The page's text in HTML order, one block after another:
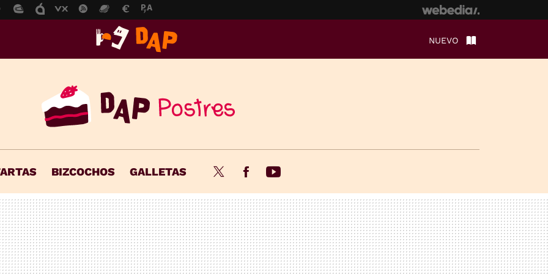
NUEVO
BIZCOCHOS GALLETAS Twitter Facebook